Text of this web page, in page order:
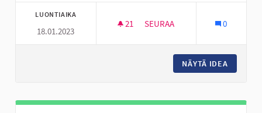
LUONTIAIKA
18.01.2023
21 21 SEURAAJAA
SEURAA 0
NÄYTÄ IDEA